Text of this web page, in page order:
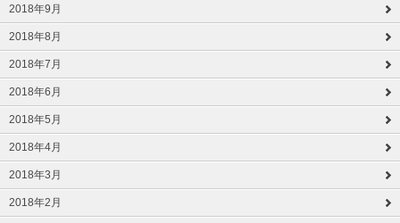
2018年9月
2018年8月
2018年7月
2018年6月
2018年5月
2018年4月
2018年3月
2018年2月